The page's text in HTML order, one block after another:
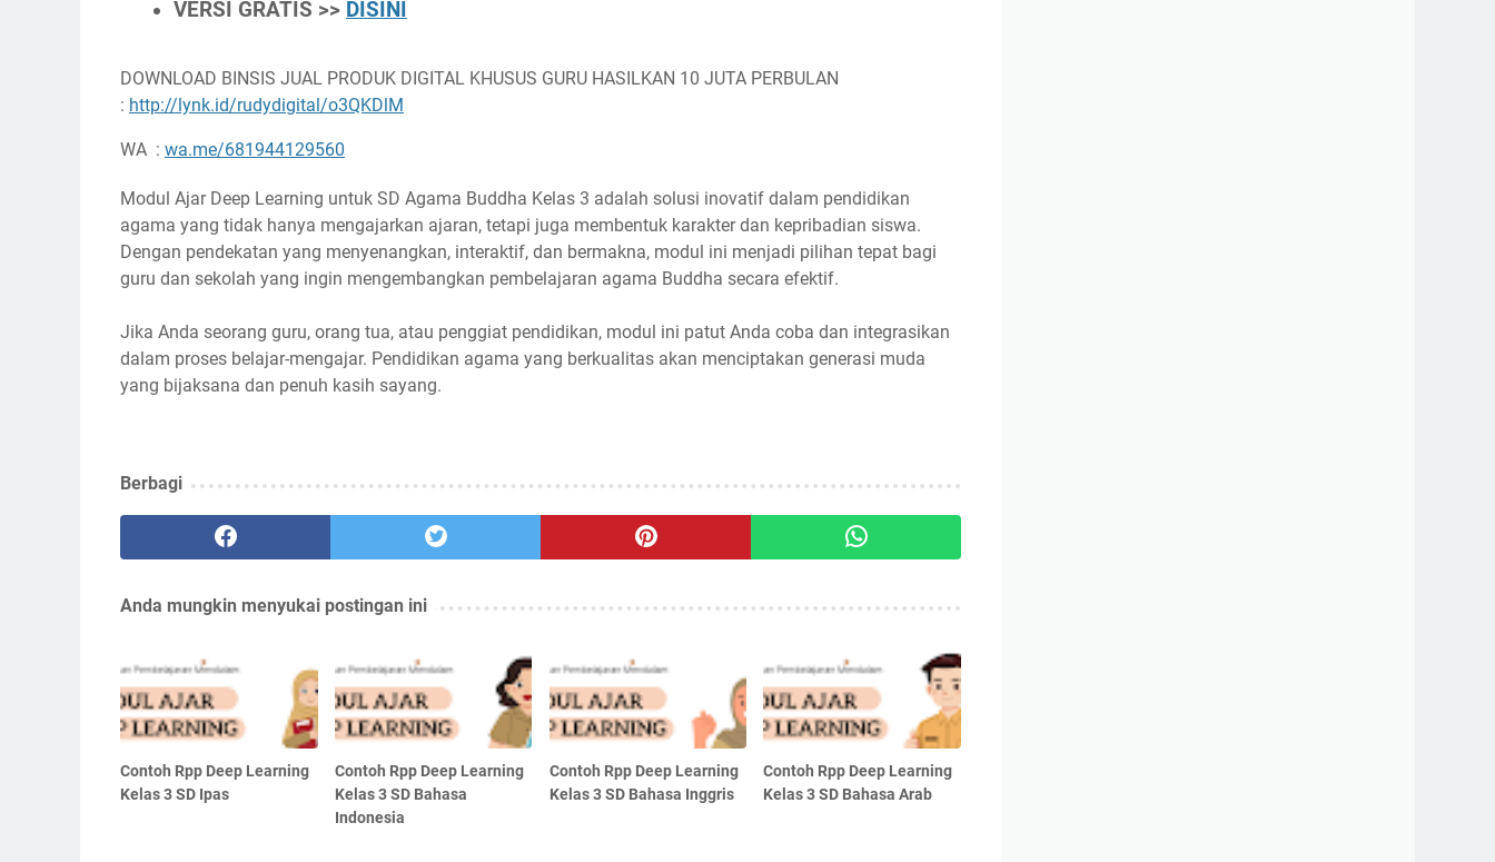
VERSI GRATIS >> DISINI
DOWNLOAD BINSIS JUAL PRODUK DIGITAL KHUSUS GURU HASILKAN 10 JUTA PERBULAN
: http://lynk.id/rudydigital/o3QKDlM
WA : wa.me/681944129560
Modul Ajar Deep Learning untuk SD Agama Buddha Kelas 3 adalah solusi inovatif dalam pendidikan
agama yang tidak hanya mengajarkan ajaran, tetapi juga membentuk karakter dan kepribadian siswa.
Dengan pendekatan yang menyenangkan, interaktif, dan bermakna, modul ini menjadi pilihan tepat bagi
guru dan sekolah yang ingin mengembangkan pembelajaran agama Buddha secara efektif.
Jika Anda seorang guru, orang tua, atau penggiat pendidikan, modul ini patut Anda coba dan integrasikan
dalam proses belajar-mengajar. Pendidikan agama yang berkualitas akan menciptakan generasi muda
yang bijaksana dan penuh kasih sayang.
Berbagi
Anda mungkin menyukai postingan ini
Contoh Rpp Deep Learning
Kelas 3 SD Ipas
Contoh Rpp Deep Learning
Kelas 3 SD Bahasa
Indonesia
Contoh Rpp Deep Learning
Kelas 3 SD Bahasa Inggris
Contoh Rpp Deep Learning
Kelas 3 SD Bahasa Arab